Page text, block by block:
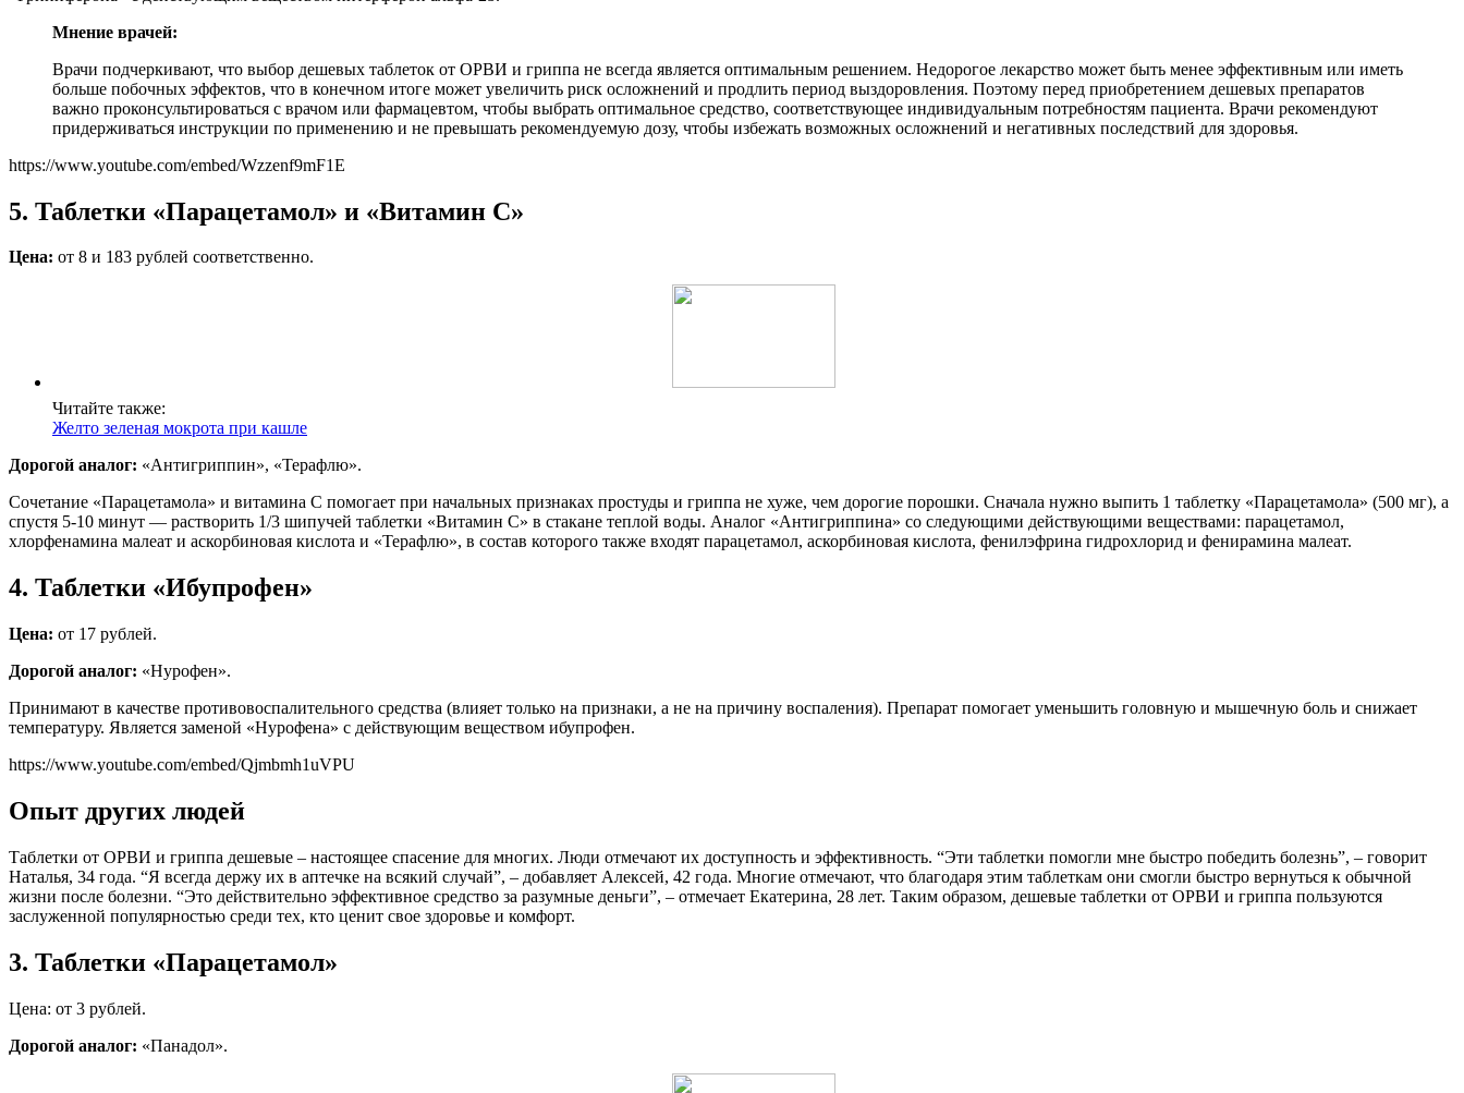
Мнение врачей:
Врачи подчеркивают, что выбор дешевых таблеток от ОРВИ и гриппа не всегда является оптимальным решением. Недорогое лекарство может быть менее эффективным или иметь
больше побочных эффектов, что в конечном итоге может увеличить риск осложнений и продлить период выздоровления. Поэтому перед приобретением дешевых препаратов
важно проконсультироваться с врачом или фармацевтом, чтобы выбрать оптимальное средство, соответствующее индивидуальным потребностям пациента. Врачи рекомендуют
придерживаться инструкции по применению и не превышать рекомендуемую дозу, чтобы избежать возможных осложнений и негативных последствий для здоровья.
https://www.youtube.com/embed/Wzzenf9mF1E
5. Таблетки «Парацетамол» и «Витамин С»
Цена: от 8 и 183 рублей соответственно.
Читайте также:
Желто зеленая мокрота при кашле
Дорогой аналог: «Антигриппин», «Терафлю».
Сочетание «Парацетамола» и витамина С помогает при начальных признаках простуды и гриппа не хуже, чем дорогие порошки. Сначала нужно выпить 1 таблетку «Парацетамола» (500 мг), а
спустя 5-10 минут — растворить 1/3 шипучей таблетки «Витамин С» в стакане теплой воды. Аналог «Антигриппина» со следующими действующими веществами: парацетамол,
хлорфенамина малеат и аскорбиновая кислота и «Терафлю», в состав которого также входят парацетамол, аскорбиновая кислота, фенилэфрина гидрохлорид и фенирамина малеат.
4. Таблетки «Ибупрофен»
Цена: от 17 рублей.
Дорогой аналог: «Нурофен».
Принимают в качестве противовоспалительного средства (влияет только на признаки, а не на причину воспаления). Препарат помогает уменьшить головную и мышечную боль и снижает
температуру. Является заменой «Нурофена» с действующим веществом ибупрофен.
https://www.youtube.com/embed/Qjmbmh1uVPU
Опыт других людей
Таблетки от ОРВИ и гриппа дешевые – настоящее спасение для многих. Люди отмечают их доступность и эффективность. “Эти таблетки помогли мне быстро победить болезнь”, – говорит
Наталья, 34 года. “Я всегда держу их в аптечке на всякий случай”, – добавляет Алексей, 42 года. Многие отмечают, что благодаря этим таблеткам они смогли быстро вернуться к обычной
жизни после болезни. “Это действительно эффективное средство за разумные деньги”, – отмечает Екатерина, 28 лет. Таким образом, дешевые таблетки от ОРВИ и гриппа пользуются
заслуженной популярностью среди тех, кто ценит свое здоровье и комфорт.
3. Таблетки «Парацетамол»
Цена: от 3 рублей.
Дорогой аналог: «Панадол».